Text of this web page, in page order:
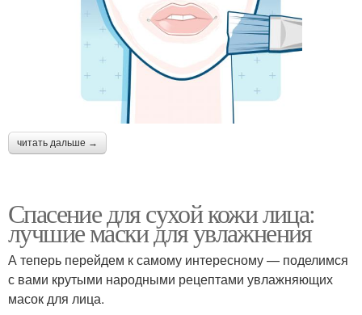
читать дальше →
Спасение для сухой кожи лица:
лучшие маски для увлажнения
А теперь перейдем к самому интересному — поделимся
с вами крутыми народными рецептами увлажняющих
масок для лица.